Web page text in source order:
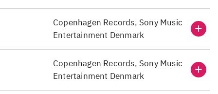
det nye udspil er
Copenhagen Records, Sony Music
Entertainment Denmark
Copenhagen Records, Sony Music
Entertainment Denmark